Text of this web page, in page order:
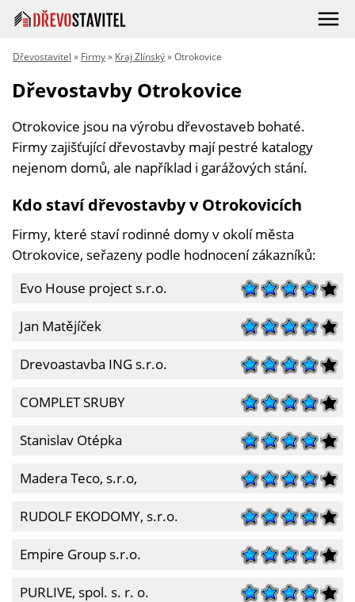
Dřevostavitel » Firmy» Kraj Zlínský» Otrokovice
Dřevostavby Otrokovice
Otrokovice jsou na výrobu dřevostaveb bohaté.
Firmy zajišťující dřevostavby mají pestré katalogy
nejenom domů, ale například i garážových stání.
Kdo staví dřevostavby v Otrokovicích
Firmy, které staví rodinné domy v okolí města
Otrokovice, seřazeny podle hodnocení zákazníků:
Evo House project s.r.o.
Jan Matějíček
Drevoastavba ING s.r.o.
COMPLET SRUBY
Stanislav Otépka
Madera Teco, s.r.o,
RUDOLF EKODOMY, s.r.o.
Empire Group s.r.o.
PURLIVE, spol. s. r. o.